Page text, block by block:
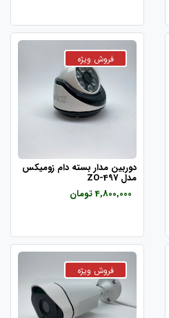
دوربین مدار بسته دام زومیکس
مدل ZO-497
4,800,000 تومان